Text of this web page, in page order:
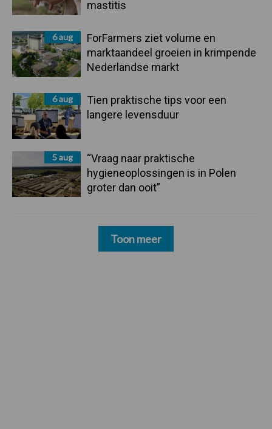
mastitis
6 aug
ForFarmers ziet volume en
marktaandeel groeien in krimpende
Nederlandse markt
6 aug
Tien praktische tips voor een
langere levensduur
5 aug
“Vraag naar praktische
hygieneoplossingen is in Polen
groter dan ooit”
Toon meer